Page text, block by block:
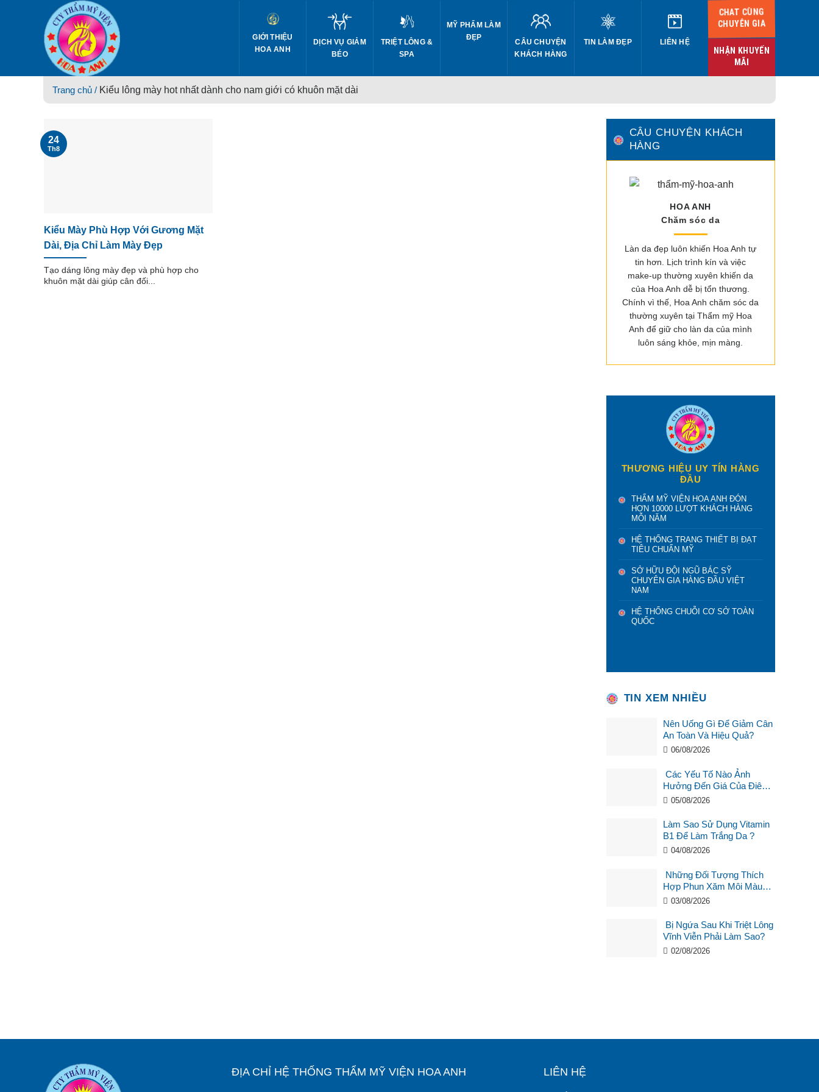
GIỚI THIỆU
HOA ANH
DỊCH VỤ GIẢM
BÉO
TRIỆT LÔNG &
SPA
MỸ PHẨM LÀM
ĐẸP
CÂU CHUYỆN
KHÁCH HÀNG
TIN LÀM ĐẸP LIÊN HỆ
CHAT CÙNG
CHUYÊN GIA
NHẬN KHUYẾN
MÃI
Trang chủ / Kiểu lông mày hot nhất dành cho nam giới có khuôn mặt dài
Kiểu Mày Phù Hợp Với Gương Mặt
Dài, Địa Chỉ Làm Mày Đẹp
Tạo dáng lông mày đẹp và phù hợp cho
khuôn mặt dài giúp cân đối...
24
Th8
CÂU CHUYỆN KHÁCH
HÀNG
HOA ANH
Chăm sóc da
Làn da đẹp luôn khiến Hoa Anh tự
tin hơn. Lịch trình kín và việc
make-up thường xuyên khiến da
của Hoa Anh dễ bị tổn thương.
Chính vì thế, Hoa Anh chăm sóc da
thường xuyên tại Thẩm mỹ Hoa
Anh để giữ cho làn da của mình
luôn sáng khỏe, mịn màng.
THƯƠNG HIỆU UY TÍN HÀNG
ĐẦU
THẨM MỸ VIỆN HOA ANH ĐÓN
HƠN 10000 LƯỢT KHÁCH HÀNG
MỖI NĂM
HỆ THỐNG TRANG THIẾT BỊ ĐẠT
TIÊU CHUẨN MỸ
SỞ HỮU ĐỘI NGŨ BÁC SỸ
CHUYÊN GIA HÀNG ĐẦU VIỆT
NAM
HỆ THỐNG CHUỖI CƠ SỞ TOÀN
QUỐC
TIN XEM NHIỀU
Nên Uống Gì Để Giảm Cân
An Toàn Và Hiệu Quả?
06/08/2026
Các Yếu Tố Nào Ảnh
Hưởng Đến Giá Của Điêu
Khắc Chân Mày ?
05/08/2026
Làm Sao Sử Dụng Vitamin
B1 Để Làm Trắng Da ?
04/08/2026
Những Đối Tượng Thích
Hợp Phun Xăm Môi Màu
Hồng Cam San Hô?
03/08/2026
Bị Ngứa Sau Khi Triệt Lông
Vĩnh Viễn Phải Làm Sao?
02/08/2026
ĐỊA CHỈ HỆ THỐNG THẨM MỸ VIỆN HOA ANH LIÊN HỆ